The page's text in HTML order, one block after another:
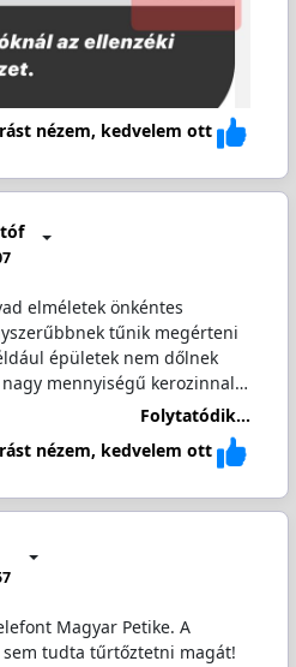
nézem, kedvelem ott
elméletek önkéntes
tűnik megérteni
épületek nem dőlnek
nagy mennyiségű kerozinnal…
Folytatódik...
nézem, kedvelem ott
Magyar Petike. A
tudta tűrtőztetni magát!